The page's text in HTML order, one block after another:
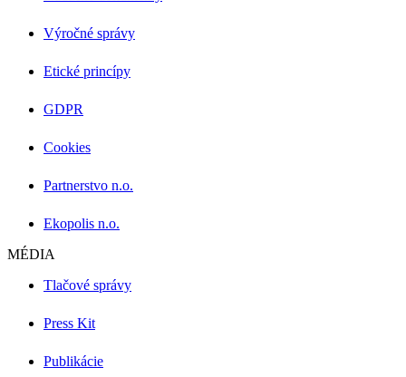
Výročné správy
Etické princípy
GDPR
Cookies
Partnerstvo n.o.
Ekopolis n.o.
MÉDIA
Tlačové správy
Press Kit
Publikácie